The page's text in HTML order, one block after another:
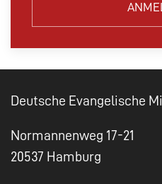
Deutsche Evangelische
Normannenweg 17-21
20537 Hamburg